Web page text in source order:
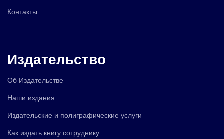
Контакты
Издательство
Об Издательстве
Наши издания
Издательские и полиграфические услуги
Как издать книгу сотруднику